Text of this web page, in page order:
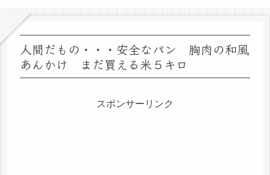
人間だもの・・・安全なパン 胸肉の和風
あんかけ まだ買える米５キロ
スポンサーリンク